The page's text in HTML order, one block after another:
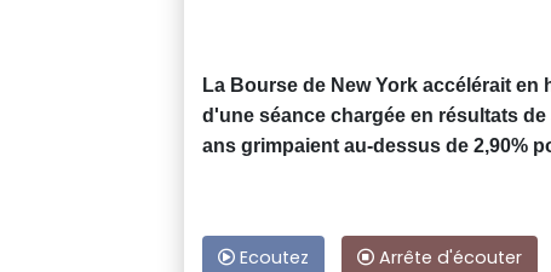
La Bourse de New York accélérait
d'une séance chargée en résultats
ans grimpaient au-dessus de 2,90%
Ecoutez Arrête d'écouter